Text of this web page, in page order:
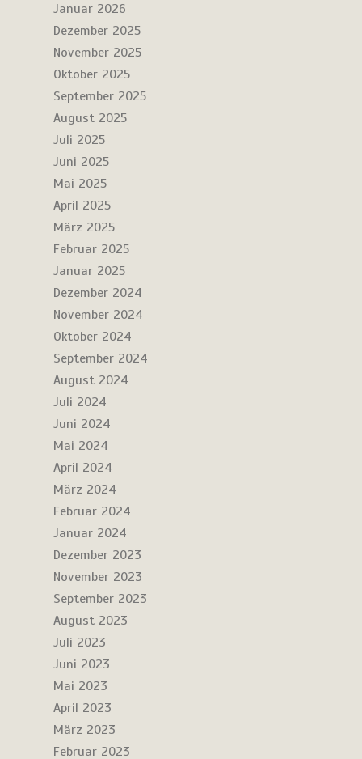
Januar 2026
Dezember 2025
November 2025
Oktober 2025
September 2025
August 2025
Juli 2025
Juni 2025
Mai 2025
April 2025
März 2025
Februar 2025
Januar 2025
Dezember 2024
November 2024
Oktober 2024
September 2024
August 2024
Juli 2024
Juni 2024
Mai 2024
April 2024
März 2024
Februar 2024
Januar 2024
Dezember 2023
November 2023
September 2023
August 2023
Juli 2023
Juni 2023
Mai 2023
April 2023
März 2023
Februar 2023